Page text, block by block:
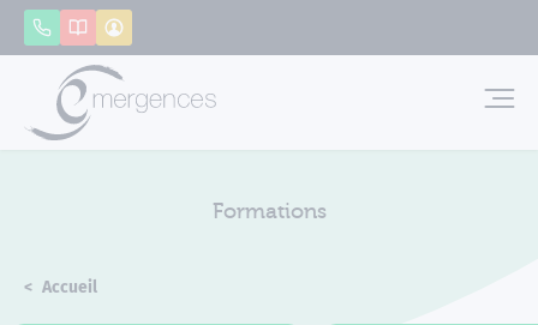
AppelerCatalogue
Formations
Accueil
Panneau de gestion des cookies